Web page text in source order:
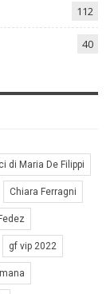
112
40
di Maria De Filippi
Chiara Ferragni
Fedez
gf vip 2022